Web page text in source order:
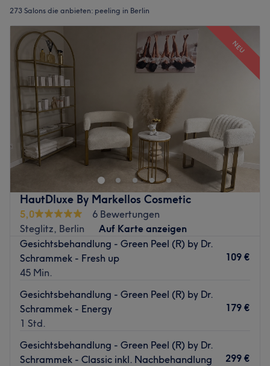
273 Salons die anbieten: peeling in Berlin
NEU
HautDluxe By Markellos Cosmetic
5,0
6 Bewertungen
Steglitz, Berlin
Auf Karte anzeigen
Gesichtsbehandlung - Green Peel (R) by Dr.
Schrammek - Fresh up
45 Min.
109 €
Gesichtsbehandlung - Green Peel (R) by Dr.
Schrammek - Energy
1 Std.
179 €
Gesichtsbehandlung - Green Peel (R) by Dr.
Schrammek - Classic inkl. Nachbehandlung
299 €